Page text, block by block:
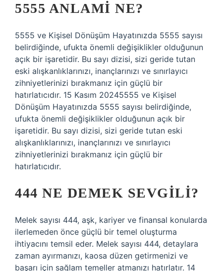
5555 ANLAMI NE?
5555 ve Kişisel Dönüşüm Hayatınızda 5555 sayısı
belirdiğinde, ufukta önemli değişiklikler olduğunun
açık bir işaretidir. Bu sayı dizisi, sizi geride tutan
eski alışkanlıklarınızı, inançlarınızı ve sınırlayıcı
zihniyetlerinizi bırakmanız için güçlü bir
hatırlatıcıdır. 15 Kasım 20245555 ve Kişisel
Dönüşüm Hayatınızda 5555 sayısı belirdiğinde,
ufukta önemli değişiklikler olduğunun açık bir
işaretidir. Bu sayı dizisi, sizi geride tutan eski
alışkanlıklarınızı, inançlarınızı ve sınırlayıcı
zihniyetlerinizi bırakmanız için güçlü bir
hatırlatıcıdır.
444 NE DEMEK SEVGILI?
Melek sayısı 444, aşk, kariyer ve finansal konularda
ilerlemeden önce güçlü bir temel oluşturma
ihtiyacını temsil eder. Melek sayısı 444, detaylara
zaman ayırmanızı, kaosa düzen getirmenizi ve
başarı için sağlam temeller atmanızı hatırlatır. 14